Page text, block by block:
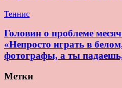
Теннис
Головин о проблеме
«Непросто играть в
фотографы, а ты
Метки